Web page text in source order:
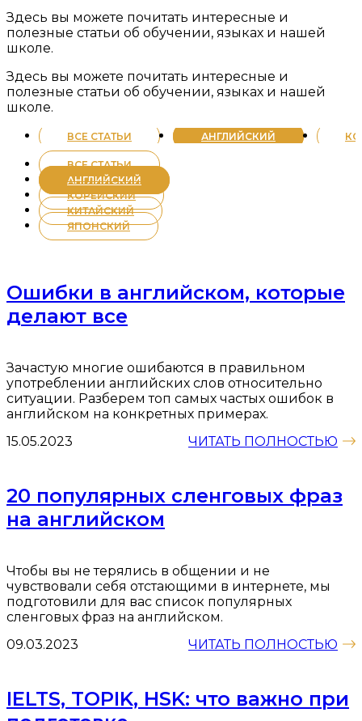
Здесь вы можете почитать интересные и
полезные статьи об обучении, языках и нашей
школе.
Здесь вы можете почитать интересные и
полезные статьи об обучении, языках и нашей
школе.
ВСЕ СТАТЬИ АНГЛИЙСКИЙ
ВСЕ СТАТЬИ
АНГЛИЙСКИЙ
КОРЕЙСКИЙ
КИТАЙСКИЙ
ЯПОНСКИЙ
Ошибки в английском, которые
делают все
15.05.2023
Зачастую многие ошибаются в правильном
употреблении английских слов относительно
ситуации. Разберем топ самых частых ошибок в
английском на конкретных примерах.
ЧИТАТЬ ПОЛНОСТЬЮ
20 популярных сленговых фраз
на английском
09.03.2023
Чтобы вы не терялись в общении и не
чувствовали себя отстающими в интернете, мы
подготовили для вас список популярных
сленговых фраз на английском.
ЧИТАТЬ ПОЛНОСТЬЮ
IELTS, TOPIK, HSK: что важно при